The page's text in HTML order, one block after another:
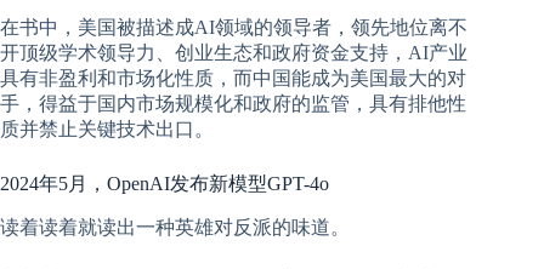
在书中，美国被描述成AI领域的领导者，领先地位离不
开顶级学术领导力、创业生态和政府资金支持，AI产业
具有非盈利和市场化性质，而中国能成为美国最大的对
手，得益于国内市场规模化和政府的监管，具有排他性
质并禁止关键技术出口。
2024年5月，OpenAI发布新模型GPT-4o
读着读着就读出一种英雄对反派的味道。